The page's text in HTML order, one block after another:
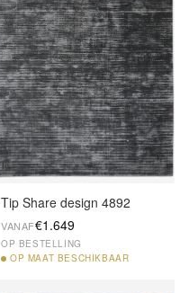
Tip Share design 4892
VANAF€1.649
OP BESTELLING
OP MAAT BESCHIKBAAR